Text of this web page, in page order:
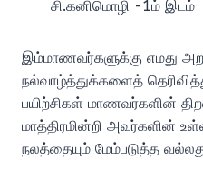
சி.கனிமொழி -1ம் இடம்
இம்மாணவர்களுக்கு எமது
நல்வாழ்த்துக்களைத்
பயிற்சிகள் மாணவர்களின்
மாத்திரமின்றி அவர்களின்
நலத்தையும் மேம்படுத்த